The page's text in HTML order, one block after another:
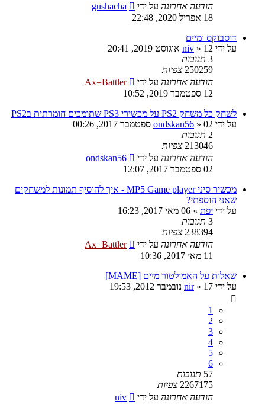
הודעה אחרונה על ידי
gushacha
18 אפריל 2020, 22:48
דוסבוקס ומיים
על ידי
niv » 12 אוגוסט 2019, 20:41
3 תגובות
250259 צפיות
הודעה אחרונה על ידי
Ax=Battler
12 ספטמבר 2019, 10:52
לשחק כל משחק PS2 על מכשירי PS3 שתומכים חומרתית בPS2
על ידי
ondskan56 » 02 ספטמבר 2017, 00:26
2 תגובות
213046 צפיות
הודעה אחרונה על ידי
ondskan56
02 ספטמבר 2017, 12:07
מכשיר סיני MP5 Game player - איך להוסיף תמונות למשחקים
שאני הוספתי?
על ידי יפת » 06 מאי 2017, 16:23
3 תגובות
238394 צפיות
הודעה אחרונה על ידי
Ax=Battler
11 מאי 2017, 10:36
שאלות על האמולטור מיים [MAME]
על ידי
nir» 17 נובמבר 2012, 19:53
1
2
3
4
5
6
57 תגובות
2267175 צפיות
הודעה אחרונה על ידי
niv